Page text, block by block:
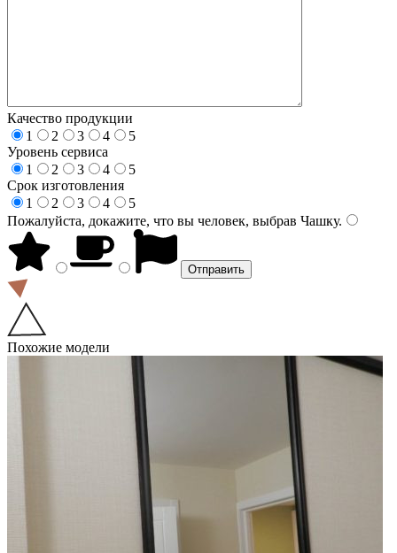
Качество продукции
1
2 3 4
5
Уровень сервиса
1
2 3 4
5
Срок изготовления
1
2 3 4
5
Пожалуйста, докажите, что вы человек, выбрав Чашку.
Похожие модели